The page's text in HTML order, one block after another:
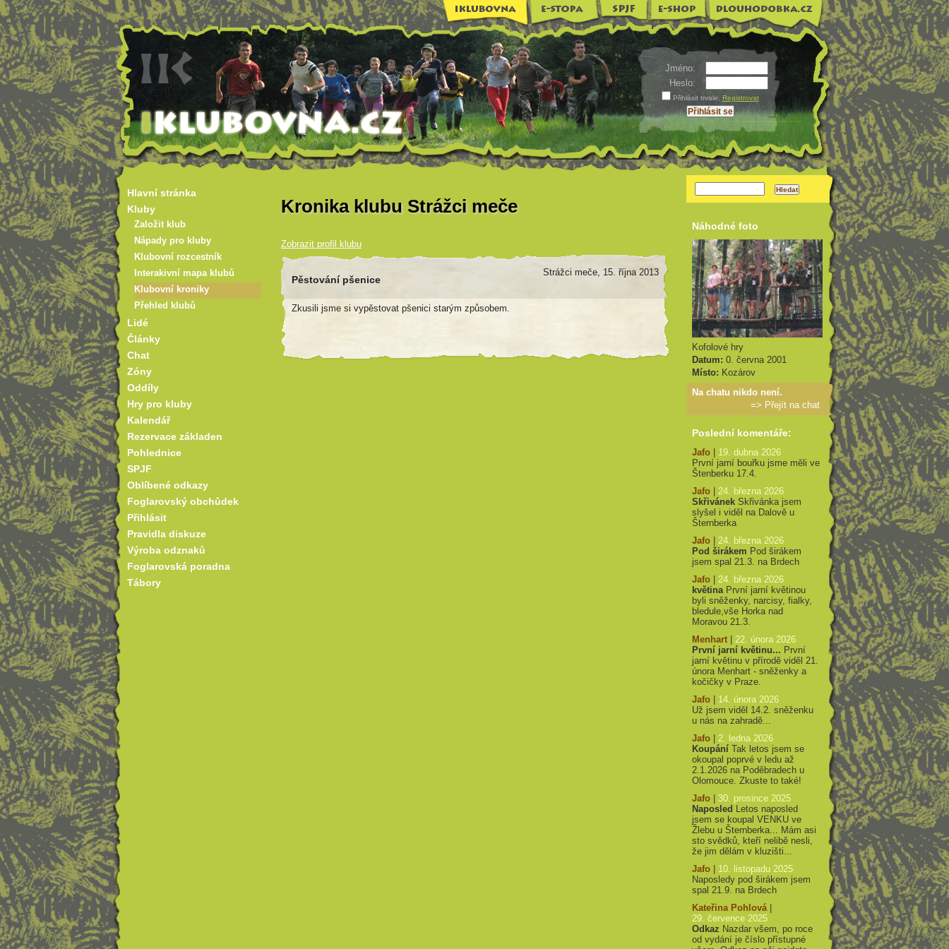
Jméno:
Heslo:
Přihlásit trvale Registrovat
Kronika klubu Strážci meče
Zobrazit profil klubu
Strážci meče, 15. října 2013
Pěstování pšenice
Zkusili jsme si vypěstovat pšenici starým způsobem.
Náhodné foto
Kofolové hry
Datum: 0. června 2001
Místo: Kozárov
Na chatu nikdo není.
=> Přejít na chat
Poslední komentáře:
Jafo
19. dubna 2026
První jarní bouřku jsme měli ve
Štenberku 17.4.
Jafo
24. března 2026
Skřivánek Skřivánka jsem
slyšel i viděl na Dalově u
Šternberka
Jafo
24. března 2026
Pod širákem Pod širákem
jsem spal 21.3. na Brdech
Jafo
24. března 2026
květina První jarní květinou
byli sněženky, narcisy, fialky,
bledule,vše Horka nad
Moravou 21.3.
Menhart
22. února 2026
První jarní květinu... První
jarní květinu v přírodě viděl 21.
února Menhart - sněženky a
kočičky v Praze.
Jafo
14. února 2026
Už jsem viděl 14.2. sněženku
u nás na zahradě...
Jafo
2. ledna 2026
Koupání Tak letos jsem se
okoupal poprvé v ledu až
2.1.2026 na Poděbradech u
Olomouce. Zkuste to také!
Jafo
30. prosince 2025
Naposled
Letos naposled
jsem se koupal VENKU ve
Žlebu u Šternberka... Mám asi
sto svědků, kteří nelibě nesli,
že jim dělám v kluzišti...
Jafo
10. listopadu 2025
Naposledy pod širákem jsem
spal 21.9. na Brdech
Kateřina Pohlová
29. července 2025
Odkaz Nazdar všem, po roce
od vydání je číslo přístupné
Hlavní stránka
Kluby
Založit klub
Nápady pro kluby
Klubovní rozcestník
Interakivní mapa klubů
Klubovní kroniky
Přehled klubů
Lidé
Články
Chat
Zóny
Oddíly
Hry pro kluby
Kalendář
Rezervace základen
Pohlednice
SPJF
Oblíbené odkazy
Foglarovský obchůdek
Přihlásit
Pravidla diskuze
Výroba odznaků
Foglarovská poradna
Tábory